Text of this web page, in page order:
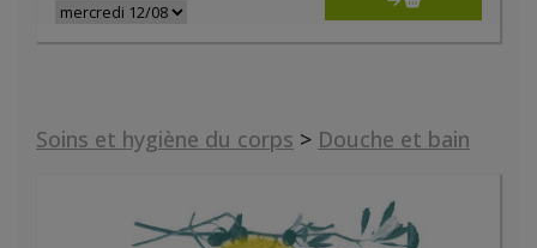
Soins et hygiène du corps > Douche et bain